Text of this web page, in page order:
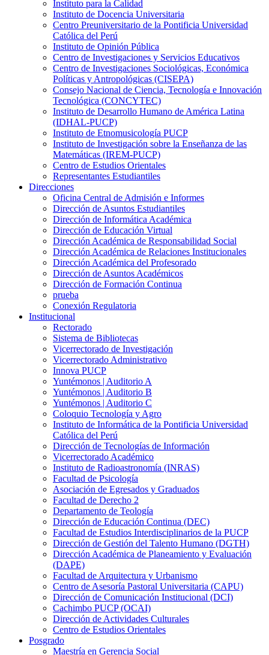
Instituto para la Calidad
Instituto de Docencia Universitaria
Centro Preuniversitario de la Pontificia Universidad
Católica del Perú
Instituto de Opinión Pública
Centro de Investigaciones y Servicios Educativos
Centro de Investigaciones Sociológicas, Económica
Políticas y Antropológicas (CISEPA)
Consejo Nacional de Ciencia, Tecnología e Innovación
Tecnológica (CONCYTEC)
Instituto de Desarrollo Humano de América Latina
(IDHAL-PUCP)
Instituto de Etnomusicología PUCP
Instituto de Investigación sobre la Enseñanza de las
Matemáticas (IREM-PUCP)
Centro de Estudios Orientales
Representantes Estudiantiles
Direcciones
Oficina Central de Admisión e Informes
Dirección de Asuntos Estudiantiles
Dirección de Informática Académica
Dirección de Educación Virtual
Dirección Académica de Responsabilidad Social
Dirección Académica de Relaciones Institucionales
Dirección Académica del Profesorado
Dirección de Asuntos Académicos
Dirección de Formación Continua
prueba
Conexión Regulatoria
Institucional
Rectorado
Sistema de Bibliotecas
Vicerrectorado de Investigación
Vicerrectorado Administrativo
Innova PUCP
Yuntémonos | Auditorio A
Yuntémonos | Auditorio B
Yuntémonos | Auditorio C
Coloquio Tecnología y Agro
Instituto de Informática de la Pontificia Universidad
Católica del Perú
Dirección de Tecnologías de Información
Vicerrectorado Académico
Instituto de Radioastronomía (INRAS)
Facultad de Psicología
Asociación de Egresados y Graduados
Facultad de Derecho 2
Departamento de Teología
Dirección de Educación Continua (DEC)
Facultad de Estudios Interdisciplinarios de la PUCP
Dirección de Gestión del Talento Humano (DGTH)
Dirección Académica de Planeamiento y Evaluación
(DAPE)
Facultad de Arquitectura y Urbanismo
Centro de Asesoría Pastoral Universitaria (CAPU)
Dirección de Comunicación Institucional (DCI)
Cachimbo PUCP (OCAI)
Dirección de Actividades Culturales
Centro de Estudios Orientales
Posgrado
Maestría en Gerencia Social